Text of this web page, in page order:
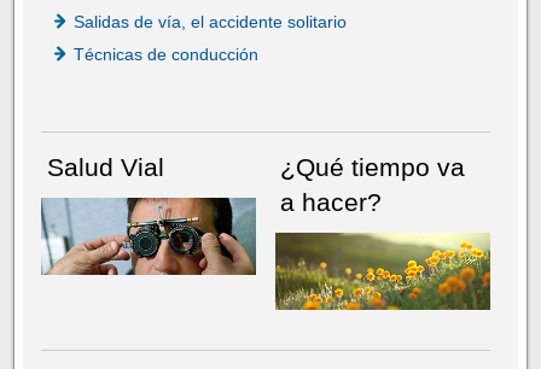
Salidas de vía, el accidente solitario
Técnicas de conducción
Salud Vial
¿Qué tiempo va
a hacer?